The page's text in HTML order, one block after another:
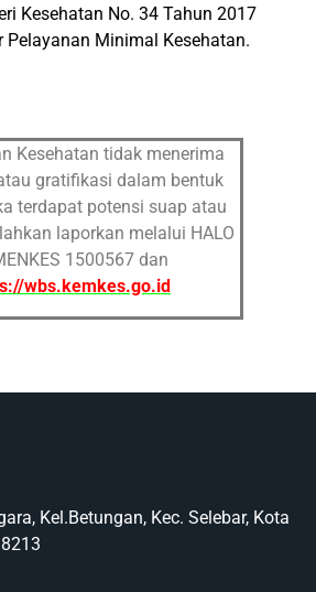
Kesehatan No. 34 Tahun 2017
Pelayanan Minimal Kesehatan.
Kesehatan tidak menerima
gratifikasi dalam bentuk
terdapat potensi suap atau
laporkan melalui HALO
1500567 dan
wbs.kemkes.go.id
Kel.Betungan, Kec. Selebar, Kota